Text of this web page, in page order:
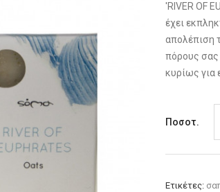
'RIVER OF
έχει
απολέπιση
πόρους σας
κυρίως για
Ποσοτ.
Ετικέτες: